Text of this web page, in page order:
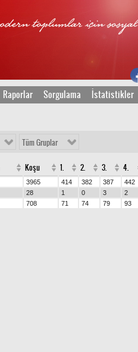
Raporlar Sorgulama İstatistikler
Tüm Gruplar
Koşu 1. 2. 3. 4.
3965 414 382 387 442
28 1 0 3 2
708 71 74 79 93